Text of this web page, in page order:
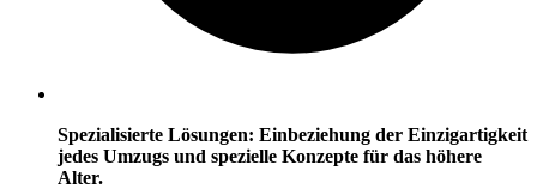
Spezialisierte Lösungen: Einbeziehung der Einzigartigkeit
jedes Umzugs und spezielle Konzepte für das höhere
Alter.